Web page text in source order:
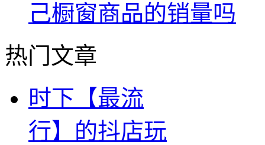
己橱窗商品的销量吗
热门文章
时下【最流
行】的抖店玩